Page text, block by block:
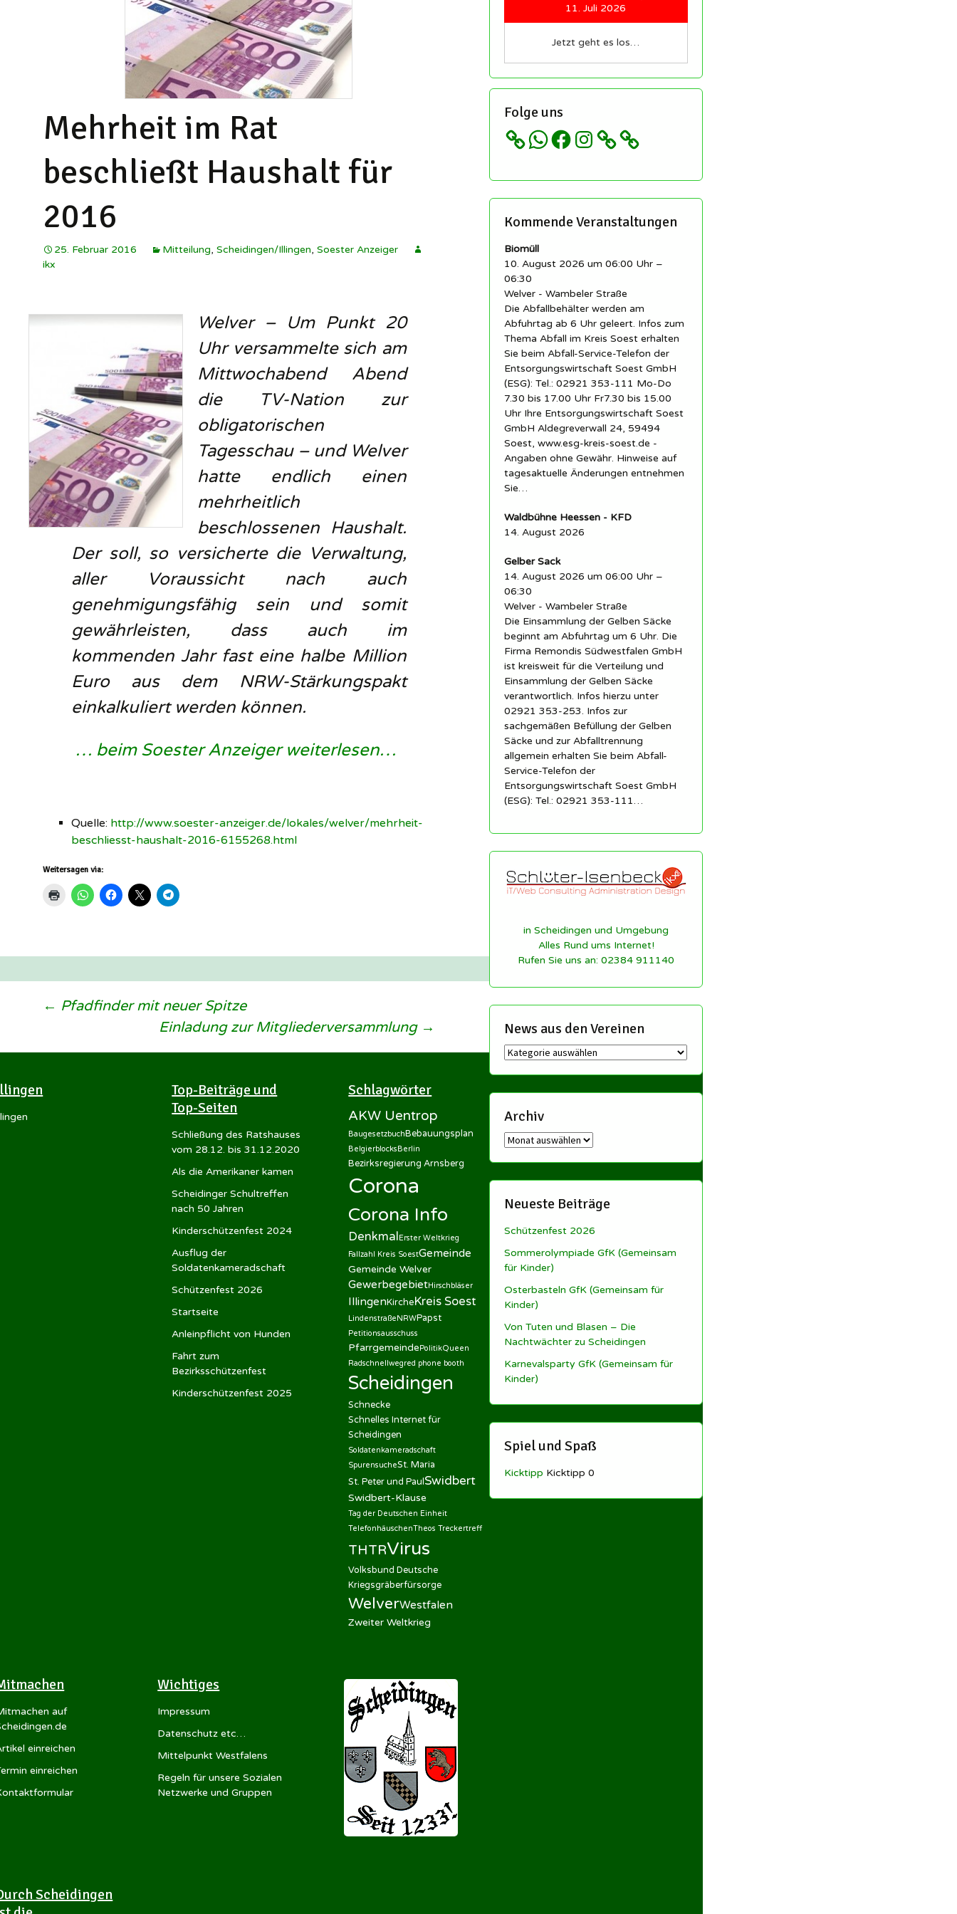
Schützenverein
Illingen ▸
Soldatenkameradschaft
Scheidingen/Illingen
SuS Scheidingen ▸
Wetter
Illingen
history.scheidingen
Illingen auf Wikipedia
herzlich willkommen!
Regeln für unsere
Gruppen
Impressum
Datenschutz etc…
Mehrheit im Rat
beschließt Haushalt für
2016
25. Februar 2016 Mitteilung, Scheidingen/Illingen, Soester Anzeiger
ikx
Welver – Um Punkt 20
Uhr versammelte sich am
Mittwochabend Abend
die TV-Nation zur
obligatorischen
Tagesschau – und Welver
hatte endlich einen
mehrheitlich
beschlossenen Haushalt.
Der soll, so versicherte die Verwaltung,
aller Voraussicht nach auch
genehmigungsfähig sein und somit
gewährleisten, dass auch im
kommenden Jahr fast eine halbe Million
Euro aus dem NRW-Stärkungspakt
einkalkuliert werden können.
… beim Soester Anzeiger weiterlesen…
Quelle: http://www.soester-anzeiger.de/lokales/welver/mehrheit-
beschliesst-haushalt-2016-6155268.html
Weitersagen via:
Beitragsnavigation
← Pfadfinder mit neuer Spitze
Einladung zur Mitgliederversammlung →
11. Juli 2026
Jetzt geht es los…
Folge uns
WhatsApp
FacebookInstagram
Kommende Veranstaltungen
Biomüll
10. August 2026 um 06:00 Uhr –
06:30
Welver - Wambeler Straße
Die Abfallbehälter werden am
Abfuhrtag ab 6 Uhr geleert. Infos zum
Thema Abfall im Kreis Soest erhalten
Sie beim Abfall-Service-Telefon der
Entsorgungswirtschaft Soest GmbH
(ESG): Tel.: 02921 353-111 Mo-Do
7.30 bis 17.00 Uhr Fr7.30 bis 15.00
Uhr Ihre Entsorgungswirtschaft Soest
GmbH Aldegreverwall 24, 59494
Soest, www.esg-kreis-soest.de -
Angaben ohne Gewähr. Hinweise auf
tagesaktuelle Änderungen entnehmen
Sie…
Waldbühne Heessen - KFD
14. August 2026
Gelber Sack
14. August 2026 um 06:00 Uhr –
06:30
Welver - Wambeler Straße
Die Einsammlung der Gelben Säcke
beginnt am Abfuhrtag um 6 Uhr. Die
Firma Remondis Südwestfalen GmbH
ist kreisweit für die Verteilung und
Einsammlung der Gelben Säcke
verantwortlich. Infos hierzu unter
02921 353-253. Infos zur
sachgemäßen Befüllung der Gelben
Säcke und zur Abfalltrennung
allgemein erhalten Sie beim Abfall-
Service-Telefon der
Entsorgungswirtschaft Soest GmbH
(ESG): Tel.: 02921 353-111…
in Scheidingen und Umgebung
Alles Rund ums Internet!
Rufen Sie uns an: 02384 911140
News aus den Vereinen
News
Vereinen
Archiv
Archiv
Neueste Beiträge
Schützenfest 2026
Sommerolympiade GfK (Gemeinsam
für Kinder)
Osterbasteln GfK (Gemeinsam für
Kinder)
Von Tuten und Blasen – Die
Nachtwächter zu Scheidingen
Karnevalsparty GfK (Gemeinsam für
Kinder)
Spiel und Spaß
Kicktipp Kicktipp 0
Top-Beiträge und
Top-Seiten
Schließung des Ratshauses
vom 28.12. bis 31.12.2020
Als die Amerikaner kamen
Scheidinger Schultreffen
nach 50 Jahren
Kinderschützenfest 2024
Ausflug der
Soldatenkameradschaft
Schützenfest 2026
Startseite
Anleinpflicht von Hunden
Fahrt zum
Bezirksschützenfest
Kinderschützenfest 2025
Schlagwörter
AKW Uentrop
BaugesetzbuchBebauungsplan
Belgierblocks Berlin
Bezirksregierung Arnsberg
Corona
Corona Info
Denkmal Erster Weltkrieg
Fallzahl Kreis SoestGemeinde
Gemeinde Welver
GewerbegebietHirschbläser
IllingenKircheKreis Soest
LindenstraßeNRWPapst
Petitionsausschuss
PfarrgemeindePolitikQueen
Radschnellwegred phone booth
Scheidingen
Schnecke
Schnelles Internet für
Scheidingen
Soldatenkameradschaft
SpurensucheSt. Maria
St. Peter und PaulSwidbert
Swidbert-Klause
Tag der Deutschen Einheit
TelefonhäuschenTheos Treckertreff
THTRVirus
Volksbund Deutsche
Kriegsgräberfürsorge
WelverWestfalen
Zweiter Weltkrieg
auf
einreichen
einreichen
Wichtiges
Impressum
Datenschutz etc…
Mittelpunkt Westfalens
Regeln für unsere Sozialen
Netzwerke und Gruppen
Scheidingen